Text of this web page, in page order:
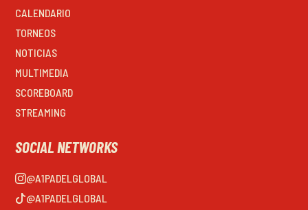
CALENDARIO
TORNEOS
NOTICIAS
MULTIMEDIA
SCOREBOARD
STREAMING
SOCIAL NETWORKS
@A1PADELGLOBAL
@A1PADELGLOBAL